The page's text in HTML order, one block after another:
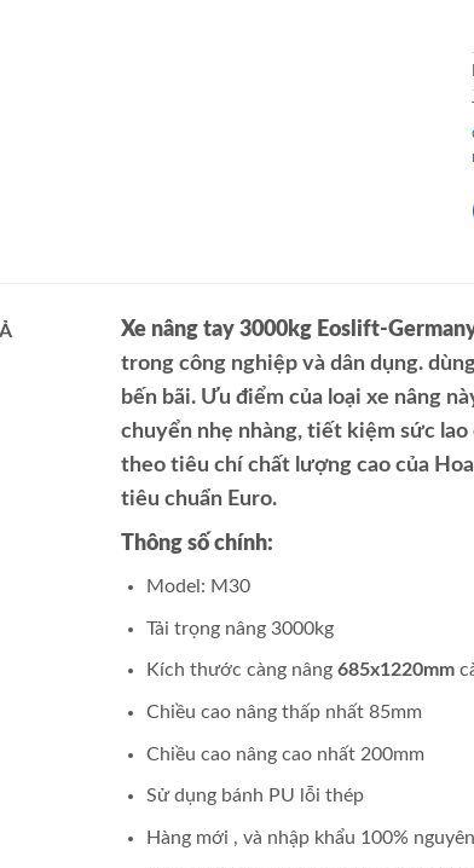
Xe nâng tay 3000kg Eoslift-
trong công nghiệp và dân dụng.
bến bãi. Ưu điểm của loại xe nâng
chuyển nhẹ nhàng, tiết kiệm sức
theo tiêu chí chất lượng cao của
tiêu chuẩn Euro.
Thông số chính:
Model: M30
Tải trọng nâng 3000kg
Kích thước càng nâng 685x1220mm
Chiều cao nâng thấp nhất 85mm
Chiều cao nâng cao nhất 200mm
Sử dụng bánh PU lỗi thép
Hàng mới , và nhập khẩu 100%